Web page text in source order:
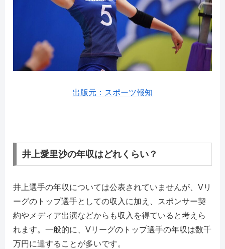
出版元：スポーツ報知
井上愛里沙の年収はどれくらい？
井上選手の年収については公表されていませんが、Vリ
ーグのトップ選手としての収入に加え、スポンサー契
約やメディア出演などからも収入を得ていると考えら
れます。一般的に、Vリーグのトップ選手の年収は数千
万円に達することが多いです。